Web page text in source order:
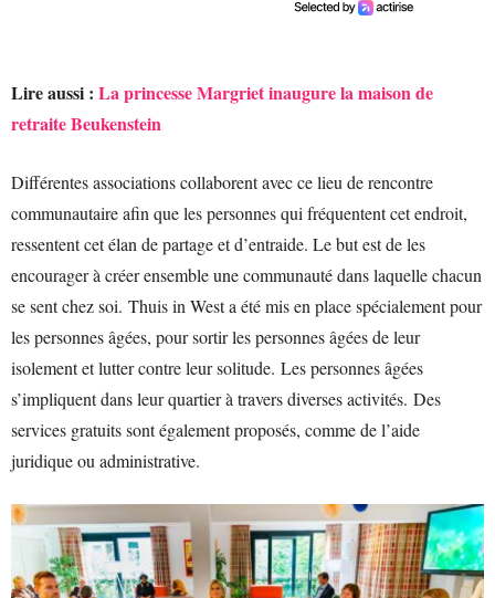
Lire aussi : La princesse Margriet inaugure la maison de
retraite Beukenstein
Différentes associations collaborent avec ce lieu de rencontre
communautaire afin que les personnes qui fréquentent cet endroit,
ressentent cet élan de partage et d’entraide. Le but est de les
encourager à créer ensemble une communauté dans laquelle chacun
se sent chez soi. Thuis in West a été mis en place spécialement pour
les personnes âgées, pour sortir les personnes âgées de leur
isolement et lutter contre leur solitude. Les personnes âgées
s’impliquent dans leur quartier à travers diverses activités. Des
services gratuits sont également proposés, comme de l’aide
juridique ou administrative.